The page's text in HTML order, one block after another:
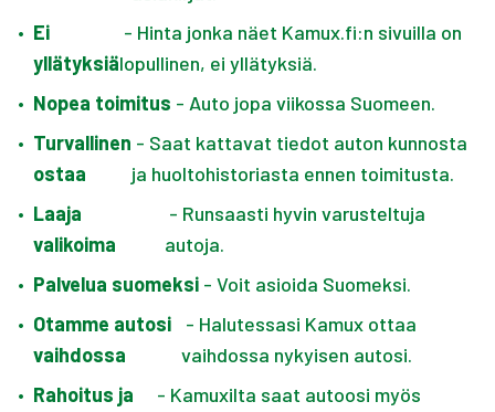
• Ei
yllätyksiä
- Hinta jonka näet Kamux.fi:n sivuilla on
lopullinen, ei yllätyksiä.
• Nopea toimitus - Auto jopa viikossa Suomeen.
• Turvallinen
ostaa
- Saat kattavat tiedot auton kunnosta
ja huoltohistoriasta ennen toimitusta.
• Laaja
valikoima
- Runsaasti hyvin varusteltuja
autoja.
• Palvelua suomeksi - Voit asioida Suomeksi.
• Otamme autosi
vaihdossa
- Halutessasi Kamux ottaa
vaihdossa nykyisen autosi.
• Rahoitus ja
- Kamuxilta saat autoosi myös